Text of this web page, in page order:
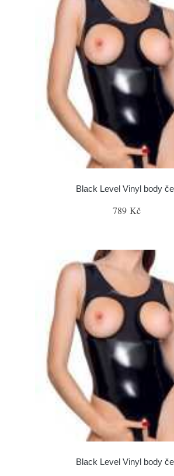
Black Level Vinyl body
789 Kč
Black Level Vinyl body